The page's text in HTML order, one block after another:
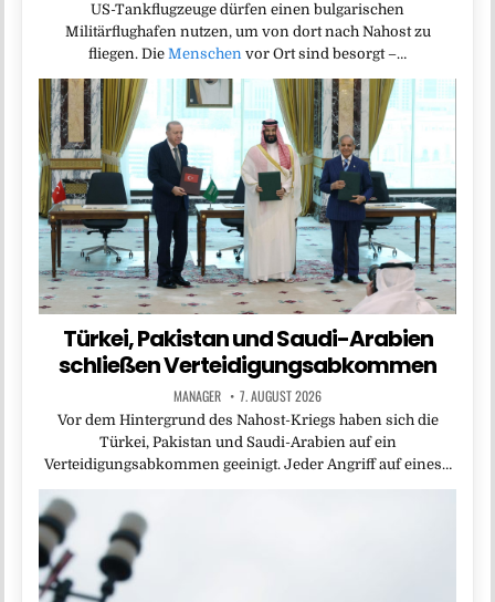
US-Tankflugzeuge dürfen einen bulgarischen
Militärflughafen nutzen, um von dort nach Nahost zu
fliegen. Die Menschen vor Ort sind besorgt –…
Türkei, Pakistan und Saudi-Arabien
schließen Verteidigungsabkommen
MANAGER 7. AUGUST 2026
Vor dem Hintergrund des Nahost-Kriegs haben sich die
Türkei, Pakistan und Saudi-Arabien auf ein
Verteidigungsabkommen geeinigt. Jeder Angriff auf eines…